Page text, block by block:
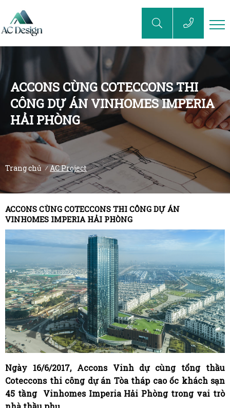
ACCONS CÙNG COTECCONS THI
CÔNG DỰ ÁN VINHOMES IMPERIA
HẢI PHÒNG
Trang chủ / AC Project
ACCONS CÙNG COTECCONS THI CÔNG DỰ ÁN
VINHOMES IMPERIA HẢI PHÒNG
Ngày 16/6/2017, Accons Vinh dự cùng tổng thầu
Coteccons thi công dự án Tòa tháp cao ốc khách sạn
45 tầng Vinhomes Imperia Hải Phòng trong vai trò